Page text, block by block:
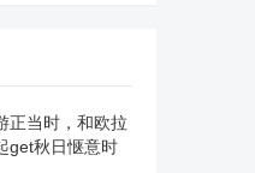
正当时，和欧拉
get秋日惬意时